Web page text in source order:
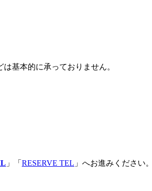
は基本的に承っておりません。
」「 RESERVE TEL 」へお進みください。